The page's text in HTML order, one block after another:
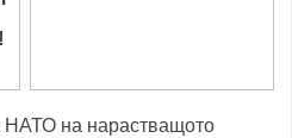
НАТО на нарастващото